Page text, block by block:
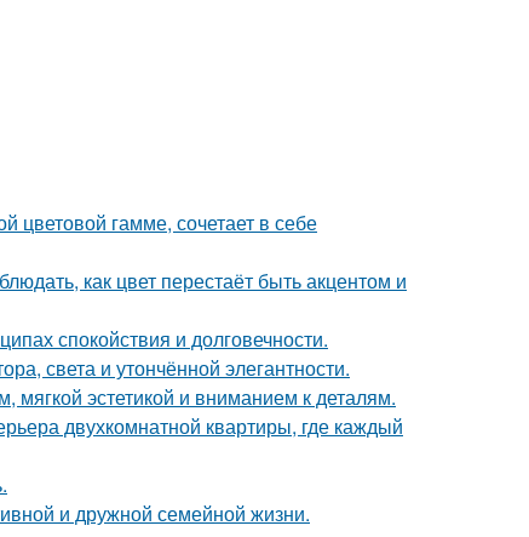
цветовой гамме, сочетает в себе
как цвет перестаёт быть акцентом и
спокойствия и долговечности.
света и утончённой элегантности.
эстетикой и вниманием к деталям.
двухкомнатной квартиры, где каждый
и дружной семейной жизни.